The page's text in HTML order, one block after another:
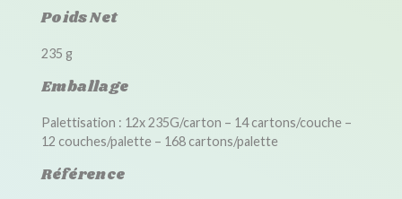
Poids Net
235 g
Emballage
Palettisation : 12x 235G/carton – 14 cartons/couche –
12 couches/palette – 168 cartons/palette
Référence